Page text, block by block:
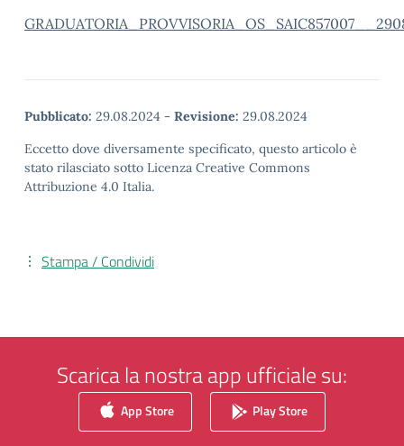
Pubblicato: 29.08.2024 - Revisione: 29.08.2024
Eccetto dove diversamente specificato, questo articolo è
stato rilasciato sotto Licenza Creative Commons
Attribuzione 4.0 Italia.
Stampa / Condividi
Scarica la nostra app ufficiale su:
App Store Play Store